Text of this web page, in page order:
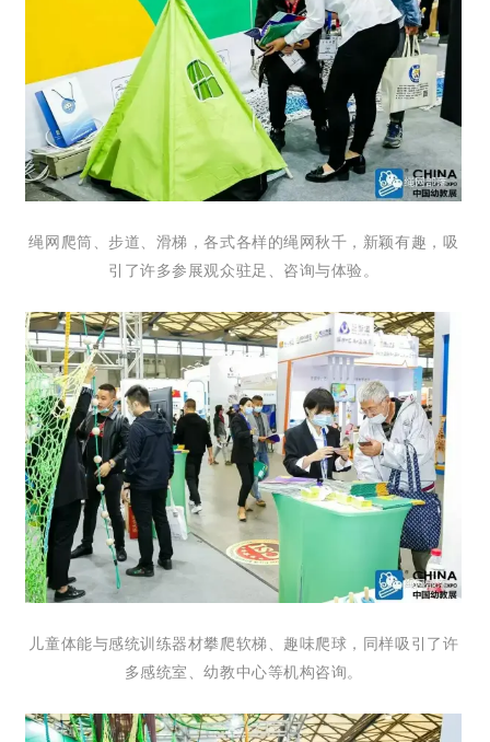
绳网爬筒、步道、滑梯，各式各样的绳网秋千，新颖有趣，吸
引了许多参展观众驻足、咨询与体验。
儿童体能与感统训练器材攀爬软梯、趣味爬球，同样吸引了许
多感统室、幼教中心等机构咨询。